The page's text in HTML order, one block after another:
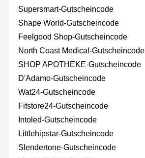
Supersmart-Gutscheincode
Shape World-Gutscheincode
Feelgood Shop-Gutscheincode
North Coast Medical-Gutscheincode
SHOP APOTHEKE-Gutscheincode
D'Adamo-Gutscheincode
Wat24-Gutscheincode
Fitstore24-Gutscheincode
Intoled-Gutscheincode
Littlehipstar-Gutscheincode
Slendertone-Gutscheincode